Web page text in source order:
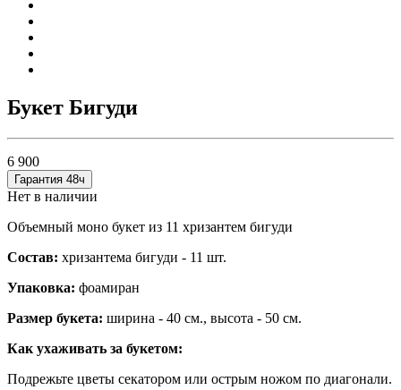
Букет Бигуди
6 900
Гарантия 48ч
Нет в наличии
Объемный моно букет из 11 хризантем бигуди
Состав: хризантема бигуди - 11 шт.
Упаковка: фоамиран
Размер букета: ширина - 40 см., высота - 50 см.
Как ухаживать за букетом:
Подрежьте цветы секатором или острым ножом по диагонали.